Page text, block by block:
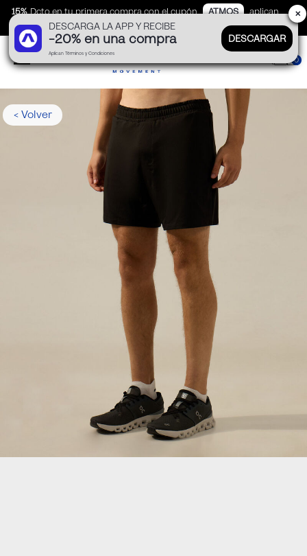
15% Dcto en tu primera compra con el cupón ATMOS
aplican
TyC
0
< Volver
DESCARGA LA APP Y RECIBE
-20% en una compra
Aplican Términos y Condiciones
DESCARGAR
✕